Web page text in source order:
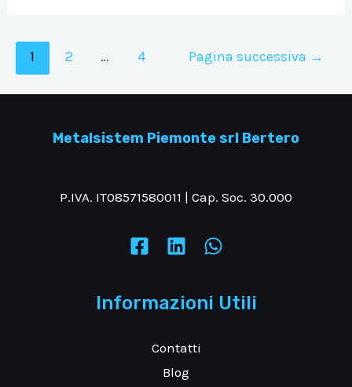
soppalco
in
Paginazione
degli
1 2 … 4 Pagina successiva →
Metalsistem Piemonte srl Bertero
P.IVA. IT08571580011 | Cap. Soc. 30.000
Informazioni Utili
Contatti
Blog